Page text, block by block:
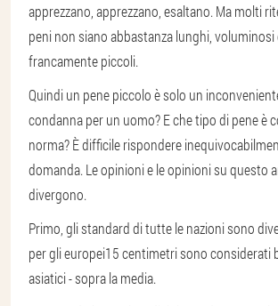
apprezzano, apprezzano, esaltano. Ma molti
peni non siano abbastanza lunghi,
francamente piccoli.
Quindi un pene piccolo è solo un
condanna per un uomo? E che tipo di pene è
norma? È difficile rispondere
domanda. Le opinioni e le opinioni su questo
divergono.
Primo, gli standard di tutte le nazioni sono
per gli europei15 centimetri sono considerati
asiatici - sopra la media.